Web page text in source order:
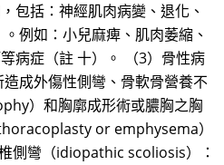
包括：神經肌肉病變、退化、
例如：小兒麻痺、肌肉萎縮、
病症（註 十）。 （3）骨性病
成外傷性側彎、骨軟骨營養不
）和胸廓成形術或膿胸之胸
or emphysema）
側彎（idiopathic scoliosis）：